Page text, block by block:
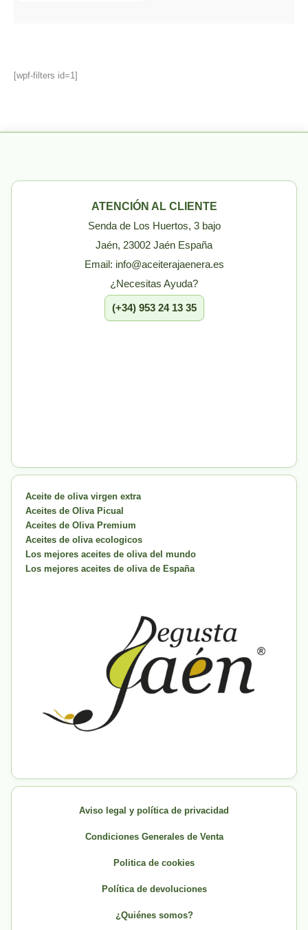
[wpf-filters id=1]
ATENCIÓN AL CLIENTE
Senda de Los Huertos, 3 bajo
Jaén, 23002 Jaén España
Email: info@aceiterajaenera.es
¿Necesitas Ayuda?
(+34) 953 24 13 35
Aceite de oliva virgen extra
Aceites de Oliva Picual
Aceites de Oliva Premium
Aceites de oliva ecologicos
Los mejores aceites de oliva del mundo
Los mejores aceites de oliva de España
Aviso legal y política de privacidad
Condiciones Generales de Venta
Politica de cookies
Política de devoluciones
¿Quiénes somos?